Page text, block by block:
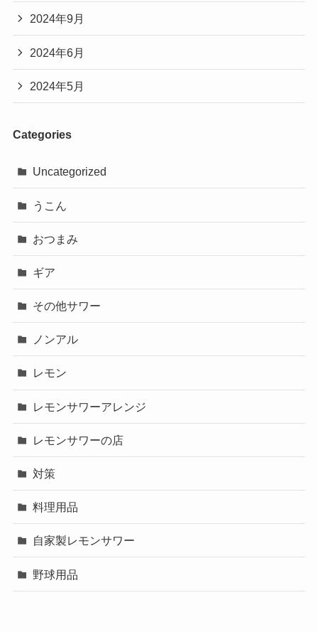
2024年9月
2024年6月
2024年5月
Categories
Uncategorized
うこん
おつまみ
ギア
その他サワー
ノンアル
レモン
レモンサワーアレンジ
レモンサワーの店
対策
料理用品
自家製レモンサワー
野球用品